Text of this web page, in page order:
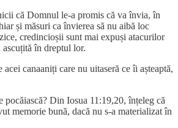
că Domnul le-a promis că va învia, în
și măsuri ca învierea să nu aibă loc
credincioșii sunt mai expuși atacurilor
în dreptul lor.
acei canaaniți care nu uitaseră ce îi așteaptă,
pocăiască? Din Iosua 11:19,20, înțeleg că
memorie bună, dacă nu s-a materializat în